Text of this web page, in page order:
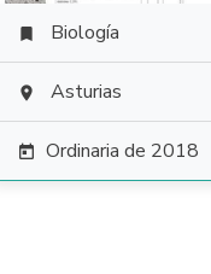
 Biología
 Asturias
 Ordinaria de 2018